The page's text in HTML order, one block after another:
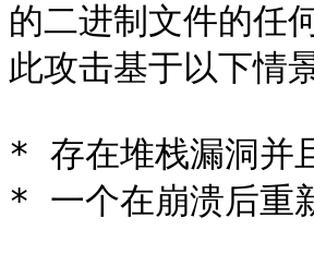
的二进制文件的
此攻击基于以下情
* 存在堆栈漏洞并
* 一个在崩溃后重